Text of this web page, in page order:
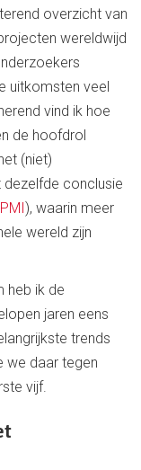
overzicht van
wereldwijd
uitkomsten veel
vind ik hoe
de hoofdrol
(niet)
conclusie
PMI), waarin meer
wereld zijn
heb ik de
jaren eens
trends
we daar tegen
vijf.